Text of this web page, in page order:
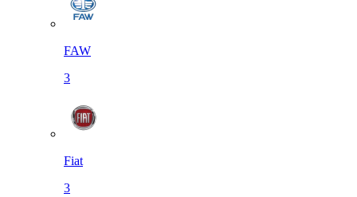
FAW
3
Fiat
3